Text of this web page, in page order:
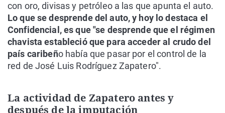
con oro, divisas y petróleo a las que apunta el auto.
Lo que se desprende del auto, y hoy lo destaca el
Confidencial, es que "se desprende que el régimen
chavista estableció que para acceder al crudo del
país caribeño había que pasar por el control de la
red de José Luis Rodríguez Zapatero".
La actividad de Zapatero antes y
después de la imputación